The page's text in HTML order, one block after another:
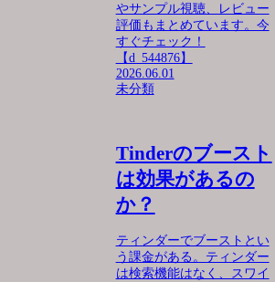
やサンプル視聴、レビュー
評価もまとめています。今
すぐチェック！
【d_544876】
2026.06.01
未分類
Tinderのブースト
は効果があるの
か？
ティンダーでブーストとい
う課金がある。ティンダー
は検索機能はなく、スワイ